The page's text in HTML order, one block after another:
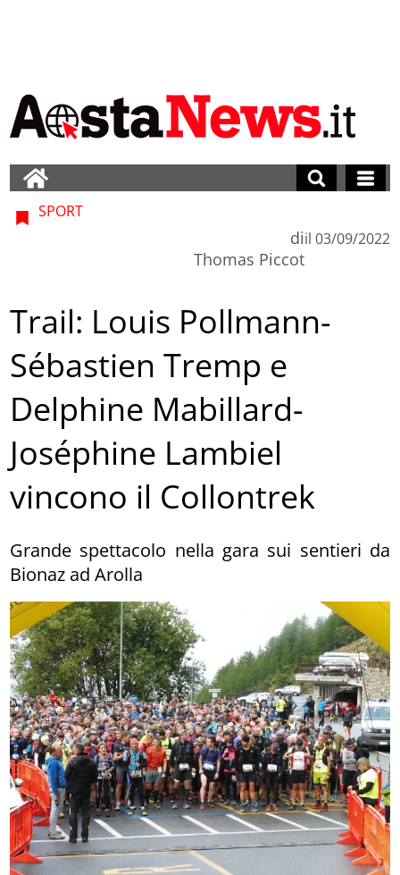
SPORT
di
Thomas Piccot
il 03/09/2022
Trail: Louis Pollmann-
Sébastien Tremp e
Delphine Mabillard-
Joséphine Lambiel
vincono il Collontrek
Grande spettacolo nella gara sui sentieri da
Bionaz ad Arolla